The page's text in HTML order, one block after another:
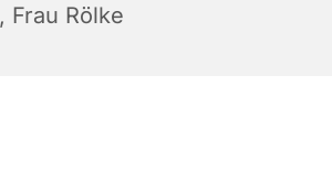
Frau Rölke